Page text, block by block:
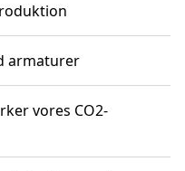
armaturer
vores CO2-